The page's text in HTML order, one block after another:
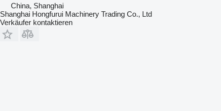
China, Shanghai
Shanghai Hongfurui Machinery Trading Co., Ltd
Verkäufer kontaktieren